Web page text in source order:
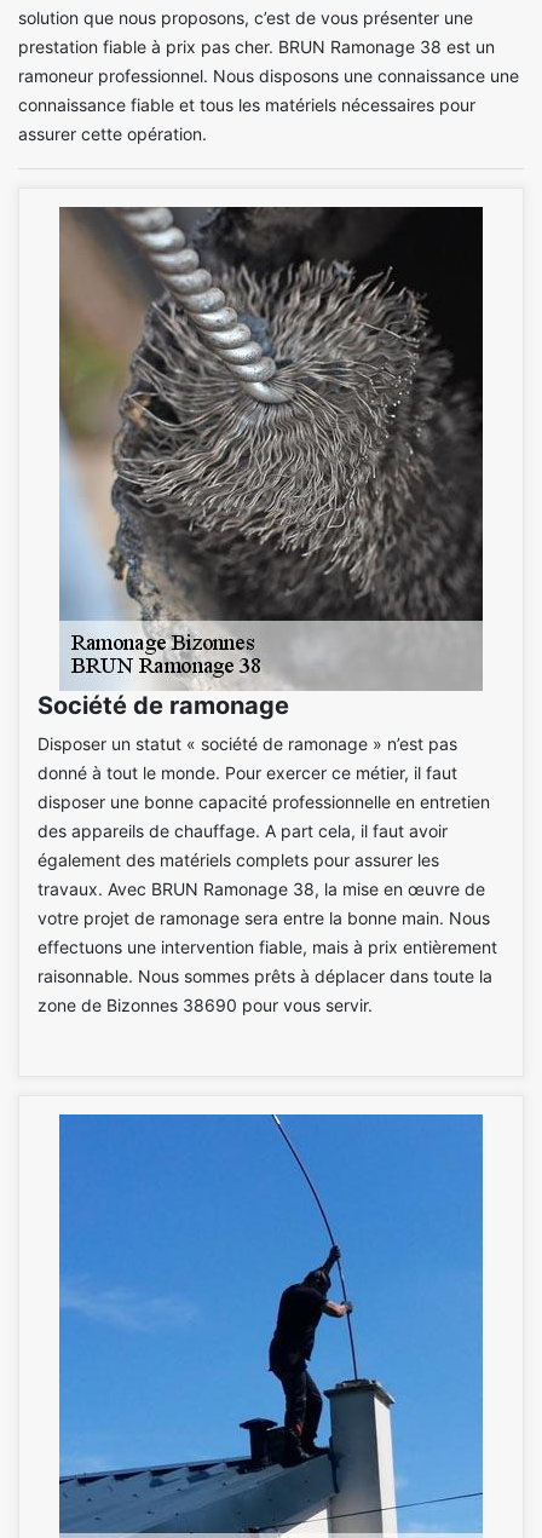
solution que nous proposons, c’est de vous présenter une
prestation fiable à prix pas cher. BRUN Ramonage 38 est un
ramoneur professionnel. Nous disposons une connaissance une
connaissance fiable et tous les matériels nécessaires pour
assurer cette opération.
Société de ramonage
Disposer un statut « société de ramonage » n’est pas
donné à tout le monde. Pour exercer ce métier, il faut
disposer une bonne capacité professionnelle en entretien
des appareils de chauffage. A part cela, il faut avoir
également des matériels complets pour assurer les
travaux. Avec BRUN Ramonage 38, la mise en œuvre de
votre projet de ramonage sera entre la bonne main. Nous
effectuons une intervention fiable, mais à prix entièrement
raisonnable. Nous sommes prêts à déplacer dans toute la
zone de Bizonnes 38690 pour vous servir.